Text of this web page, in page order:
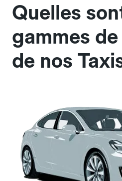
Quelles
gammes
de nos